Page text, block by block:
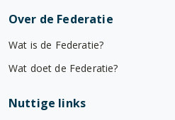
Over de Federatie
Wat is de Federatie?
Wat doet de Federatie?
Nuttige links